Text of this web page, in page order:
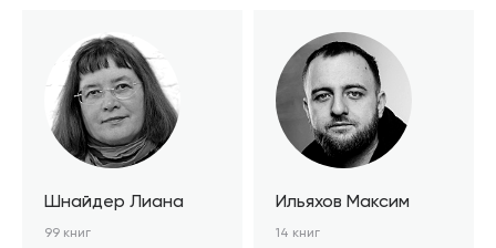
Шнайдер Лиана
99 книг
Ильяхов Максим
14 книг